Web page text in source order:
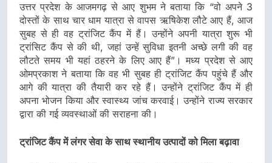
उत्तर प्रदेश के आजमगढ़ से आए शुभम ने बताया कि “वो अपने 3
दोस्तों के साथ चार धाम यात्रा से वापस ऋषिकेश लौटे आए हैं, आज
सुबह से ही वह ट्रांजिट कैंप में हैं। उन्होंने अपनी यात्रा शुरू भी
ट्रांसिट कैंप से की थी, जहां उन्हें सुविधा इतनी अच्छे लगी की वह
लौटते समय भी यहां ठहरने के लिए आए हैं”। मध्य प्रदेश से आए
ओमप्रकाश ने बताया कि वह भी सुबह ही ट्रांजिट कैंप पहुंचे हैं और
आगे की यात्रा की तैयारी कर रहे हैं। उन्होंने ट्रांजिट कैंप में ही
अपना भोजन किया और स्वास्थ्य जांच करवाई। उन्होंने राज्य सरकार
द्वारा की गई व्यवस्थाओं की सराहना की।
ट्रांजिट कैंप में लंगर सेवा के साथ स्थानीय उत्पादों को मिला बढ़ावा